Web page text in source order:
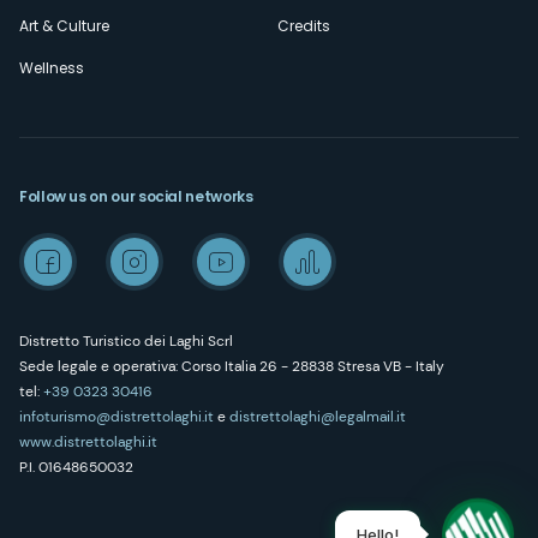
Art & Culture
Wellness
Credits
Distretto Turistico dei Laghi Scrl
Sede legale e operativa: Corso Italia 26 - 28838 Stresa VB - Italy
tel:+39 0323 30416
infoturismo@distrettolaghi.itedistrettolaghi@legalmail.it
www.distrettolaghi.it
P.I. 01648650032
Follow us on our social networks